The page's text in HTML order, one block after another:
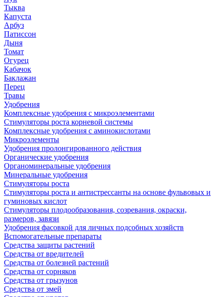
Тыква
Капуста
Арбуз
Патиссон
Дыня
Томат
Огурец
Кабачок
Баклажан
Перец
Травы
Удобрения
Комплексные удобрения с микроэлементами
Стимуляторы роста корневой системы
Комплексные удобрения с аминокислотами
Микроэлементы
Удобрения пролонгированного действия
Органические удобрения
Органоминеральные удобрения
Минеральные удобрения
Стимуляторы роста
Стимуляторы роста и антистрессанты на основе фульвовых и
гуминовых кислот
Стимуляторы плодообразования, созревания, окраски,
размеров, завязи
Удобрения фасовкой для личных подсобных хозяйств
Вспомогательные препараты
Средства защиты растений
Средства от вредителей
Средства от болезней растений
Средства от сорняков
Средства от грызунов
Средства от змей